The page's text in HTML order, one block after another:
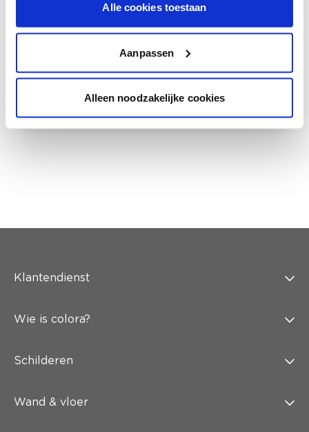
Alle cookies toestaan
Aanpassen
Alleen noodzakelijke cookies
Ga samen met de kleuradviseur door je
Krijg kleuradvies op basis van de lichtinval
en je meubels.
van je muren.
Klantendienst
Wie is colora?
Schilderen
Wand & vloer